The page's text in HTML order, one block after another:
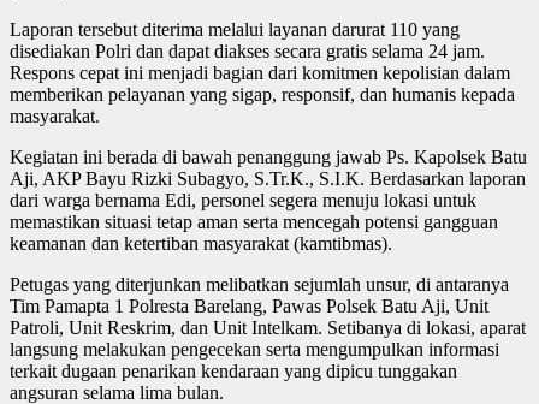
Laporan tersebut diterima melalui layanan darurat 110 yang
disediakan Polri dan dapat diakses secara gratis selama 24 jam.
Respons cepat ini menjadi bagian dari komitmen kepolisian dalam
memberikan pelayanan yang sigap, responsif, dan humanis kepada
masyarakat.
Kegiatan ini berada di bawah penanggung jawab Ps. Kapolsek Batu
Aji, AKP Bayu Rizki Subagyo, S.Tr.K., S.I.K. Berdasarkan laporan
dari warga bernama Edi, personel segera menuju lokasi untuk
memastikan situasi tetap aman serta mencegah potensi gangguan
keamanan dan ketertiban masyarakat (kamtibmas).
Petugas yang diterjunkan melibatkan sejumlah unsur, di antaranya
Tim Pamapta 1 Polresta Barelang, Pawas Polsek Batu Aji, Unit
Patroli, Unit Reskrim, dan Unit Intelkam. Setibanya di lokasi, aparat
langsung melakukan pengecekan serta mengumpulkan informasi
terkait dugaan penarikan kendaraan yang dipicu tunggakan
angsuran selama lima bulan.